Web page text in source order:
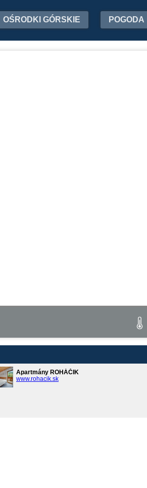
OŚRODKI GÓRSKIE POGODA
Apartmány ROHÁČIK
www.rohacik.sk